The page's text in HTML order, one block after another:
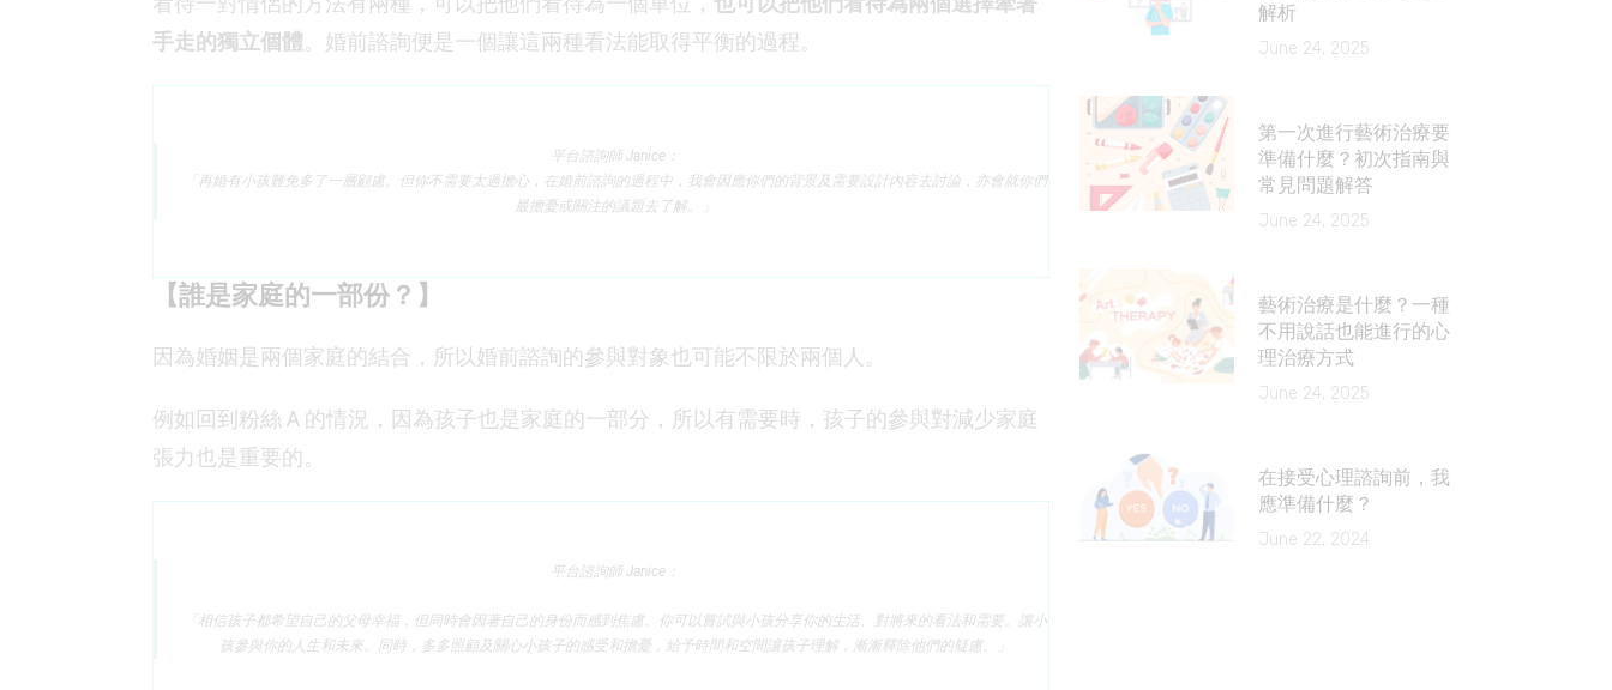
手走的獨立個體 。婚前諮詢便是一個讓這兩種看法能取得平衡的過程。
平台諮詢師 Janice：
「再婚有小孩難免多了一層顧慮。但你不需要太過擔心，在婚前諮詢的過程中，我會因應你們的背景及需要設計內容去討論，亦會就你們
最擔憂或關注的議題去了解。」
【誰是家庭的一部份？】
因為婚姻是兩個家庭的結合，所以婚前諮詢的參與對象也可能不限於兩個人。
例如回到粉絲 A 的情況，因為孩子也是家庭的一部分，所以有需要時，孩子的參與對減少家庭
張力也是重要的。
平台諮詢師 Janice：
「相信孩子都希望自己的父母幸福，但同時會因著自己的身份而感到焦慮。你可以嘗試與小孩分享你的生活、對將來的看法和需要。讓小
孩參與你的人生和未來。同時，多多照顧及關心小孩子的感受和擔憂，給予時間和空間讓孩子理解，漸漸釋除他們的疑慮。」
解析
June 24, 2025
第一次進行藝術治療要
準備什麼？初次指南與
常見問題解答
June 24, 2025
藝術治療是什麼？一種
不用說話也能進行的心
理治療方式
June 24, 2025
在接受心理諮詢前，我
應準備什麼？
June 22, 2024